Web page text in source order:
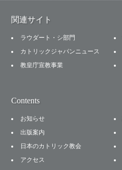
関連サイト
ラウダート・シ部門
カトリックジャパンニュース
教皇庁宣教事業
Contents
お知らせ
出版案内
日本のカトリック教会
アクセス